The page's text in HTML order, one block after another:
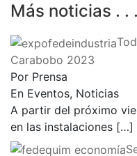
Más noticias . . .
Carabobo 2023
Por Prensa
En Eventos, Noticias
A partir del próximo
en las instalaciones […]